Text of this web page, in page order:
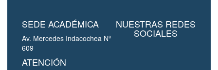
SEDE ACADÉMICA
Av. Mercedes Indacochea Nº
609
ATENCIÓN
NUESTRAS REDES
SOCIALES